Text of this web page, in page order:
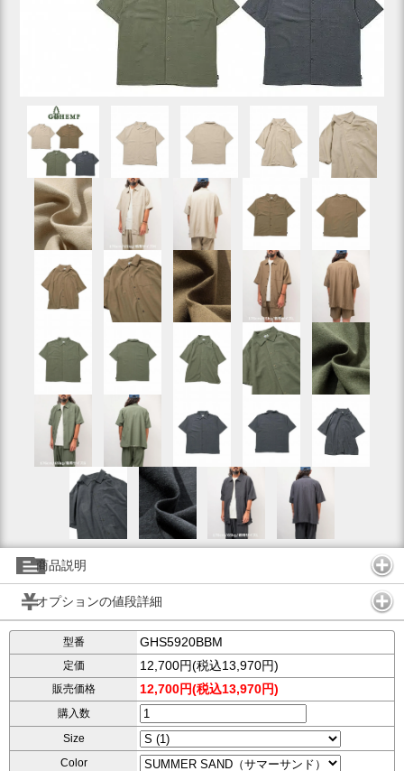
商品説明
オプションの値段詳細
型番 GHS5920BBM
定価 12,700円(税込13,970円)
販売価格 12,700円(税込13,970円)
購入数
Size
Color